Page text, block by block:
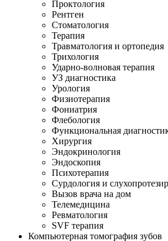
Проктология
Рентген
Стоматология
Терапия
Травматология и ортопедия
Трихология
Ударно-волновая терапия
УЗ диагностика
Урология
Физиотерапия
Фониатрия
Флебология
Функциональная
Хирургия
Эндокринология
Эндоскопия
Психотерапия
Сурдология и
Вызов врача на дом
Телемедицина
Ревматология
SVF терапия
Компьютерная томография зубов